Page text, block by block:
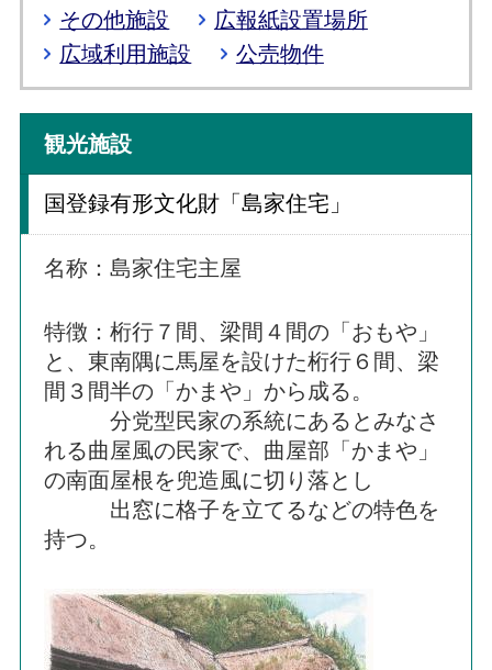
その他施設
広報紙設置場所
広域利用施設
公売物件
観光施設
国登録有形文化財「島家住宅」
名称：島家住宅主屋
特徴：桁行７間、梁間４間の「おもや」
と、東南隅に馬屋を設けた桁行６間、梁
間３間半の「かまや」から成る。
分党型民家の系統にあるとみなさ
れる曲屋風の民家で、曲屋部「かまや」
の南面屋根を兜造風に切り落とし
出窓に格子を立てるなどの特色を
持つ。